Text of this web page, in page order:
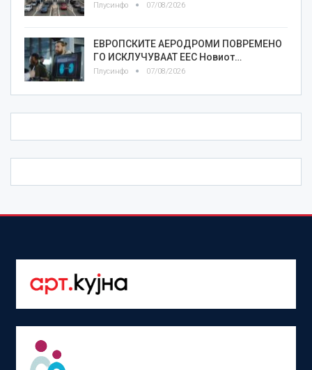
Плусинфо 07/08/2026
ЕВРОПСКИТЕ АЕРОДРОМИ ПОВРЕМЕНО
ГО ИСКЛУЧУВААТ ЕЕС Новиот…
Плусинфо 07/08/2026